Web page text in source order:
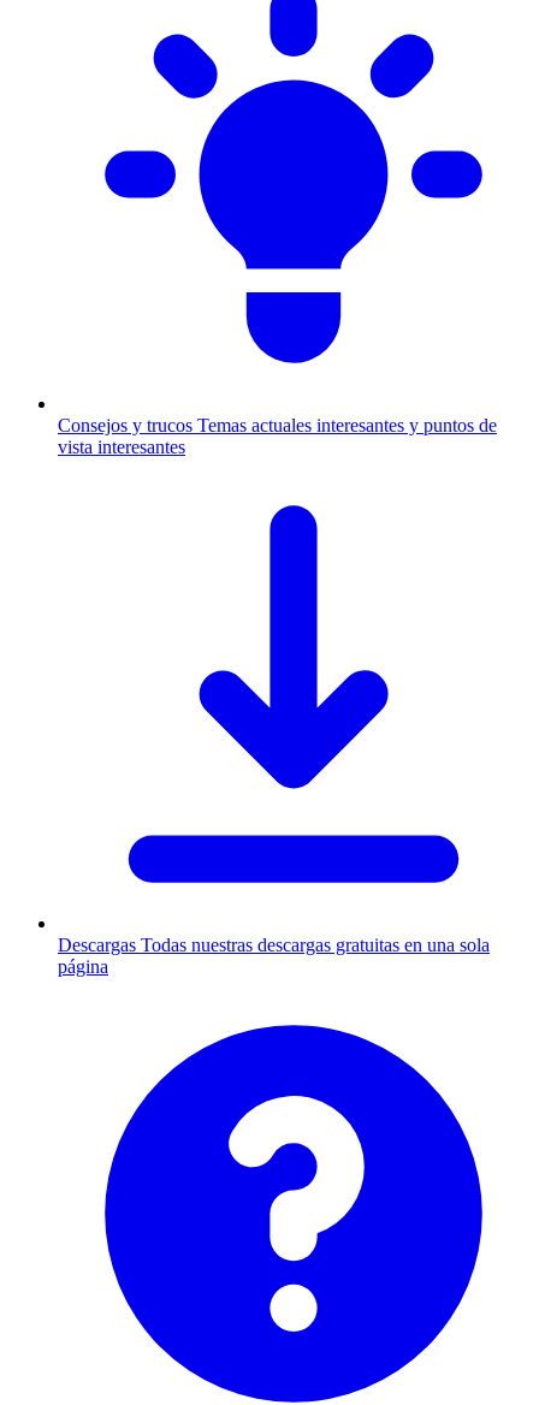
Consejos y trucos Temas actuales interesantes y puntos de
vista interesantes
Descargas Todas nuestras descargas gratuitas en una sola
página